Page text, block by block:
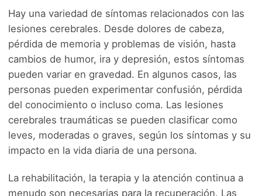
Hay una variedad de síntomas relacionados con las
lesiones cerebrales. Desde dolores de cabeza,
pérdida de memoria y problemas de visión, hasta
cambios de humor, ira y depresión, estos síntomas
pueden variar en gravedad. En algunos casos, las
personas pueden experimentar confusión, pérdida
del conocimiento o incluso coma. Las lesiones
cerebrales traumáticas se pueden clasificar como
leves, moderadas o graves, según los síntomas y su
impacto en la vida diaria de una persona.
La rehabilitación, la terapia y la atención continua a
menudo son necesarias para la recuperación. Las